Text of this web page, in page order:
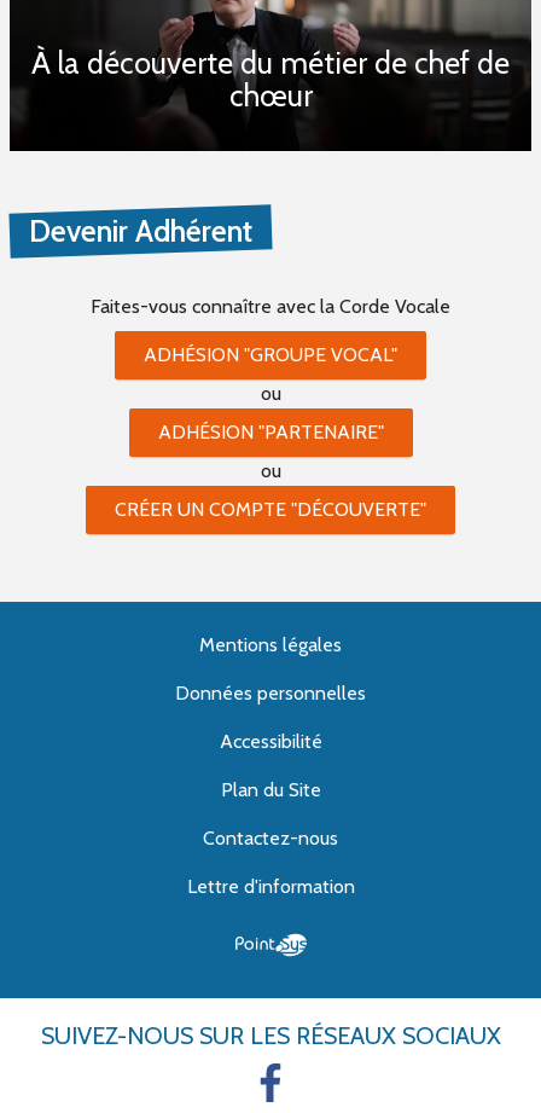
À la découverte du métier de chef de
chœur
Devenir Adhérent
Faites-vous connaître avec la Corde Vocale
ADHÉSION "GROUPE VOCAL"
ou
ADHÉSION "PARTENAIRE"
ou
CRÉER UN COMPTE "DÉCOUVERTE"
Mentions légales
Données personnelles
Accessibilité
Plan du Site
Contactez-nous
Lettre d'information
SUIVEZ-NOUS SUR LES RÉSEAUX SOCIAUX